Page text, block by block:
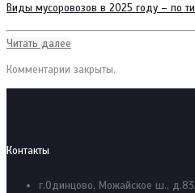
Виды мусоровозов в 2025 году – по
Читать далее
Комментарии закрыты.
Контакты
г.Одинцово, Можайское ш.,